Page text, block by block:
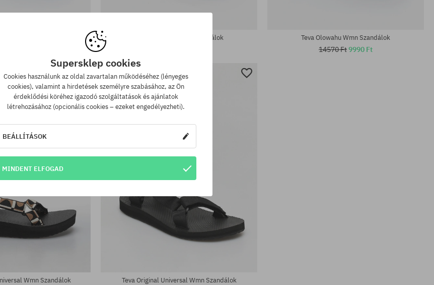
Elérhető méretek:
Wmn Szandálok Teva Olowahu Wmn Szandálok Teva Olowahu Wmn Szandálok
14570 Ft9990 Ft
Wmn Szandálok
-30%
Teva Original Universal Wmn Szandálok
Supersklep cookies
Cookies használunk az oldal zavartalan működéséhez (lényeges
cookies), valamint a hirdetések személyre szabásához, az Ön
érdeklődési köréhez igazodó szolgáltatások és ajánlatok
létrehozásához (opcionális cookies – ezeket engedélyezheti).
BEÁLLÍTÁSOK
MINDENT ELFOGAD